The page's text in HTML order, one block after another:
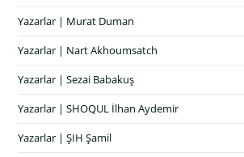
Yazarlar | Murat Duman
Yazarlar | Nart Akhoumsatch
Yazarlar | Sezai Babakuş
Yazarlar | SHOQUL İlhan Aydemir
Yazarlar | ŞIH Şamil